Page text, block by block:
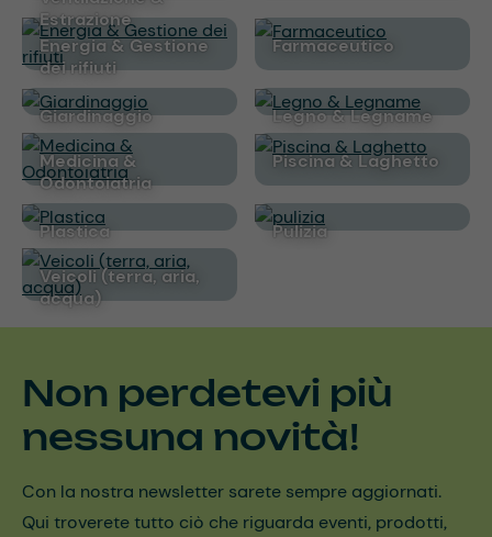
Estrazione
Energia & Gestione
dei rifiuti
Farmaceutico
Giardinaggio
Legno & Legname
Medicina &
Odontoiatria
Piscina & Laghetto
Plastica
pulizia
Veicoli (terra, aria,
acqua)
Non perdetevi più
nessuna novità!
Con la nostra newsletter sarete sempre aggiornati.
Qui troverete tutto ciò che riguarda eventi, prodotti,